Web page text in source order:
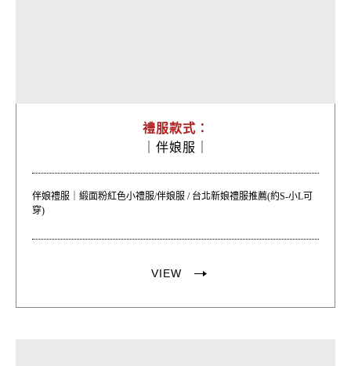
禮服款式：
伴娘服｜
伴娘禮服｜緞面粉紅色小禮服/伴娘服 / 台北新娘禮服推薦(約S-小L可
穿)
VIEW